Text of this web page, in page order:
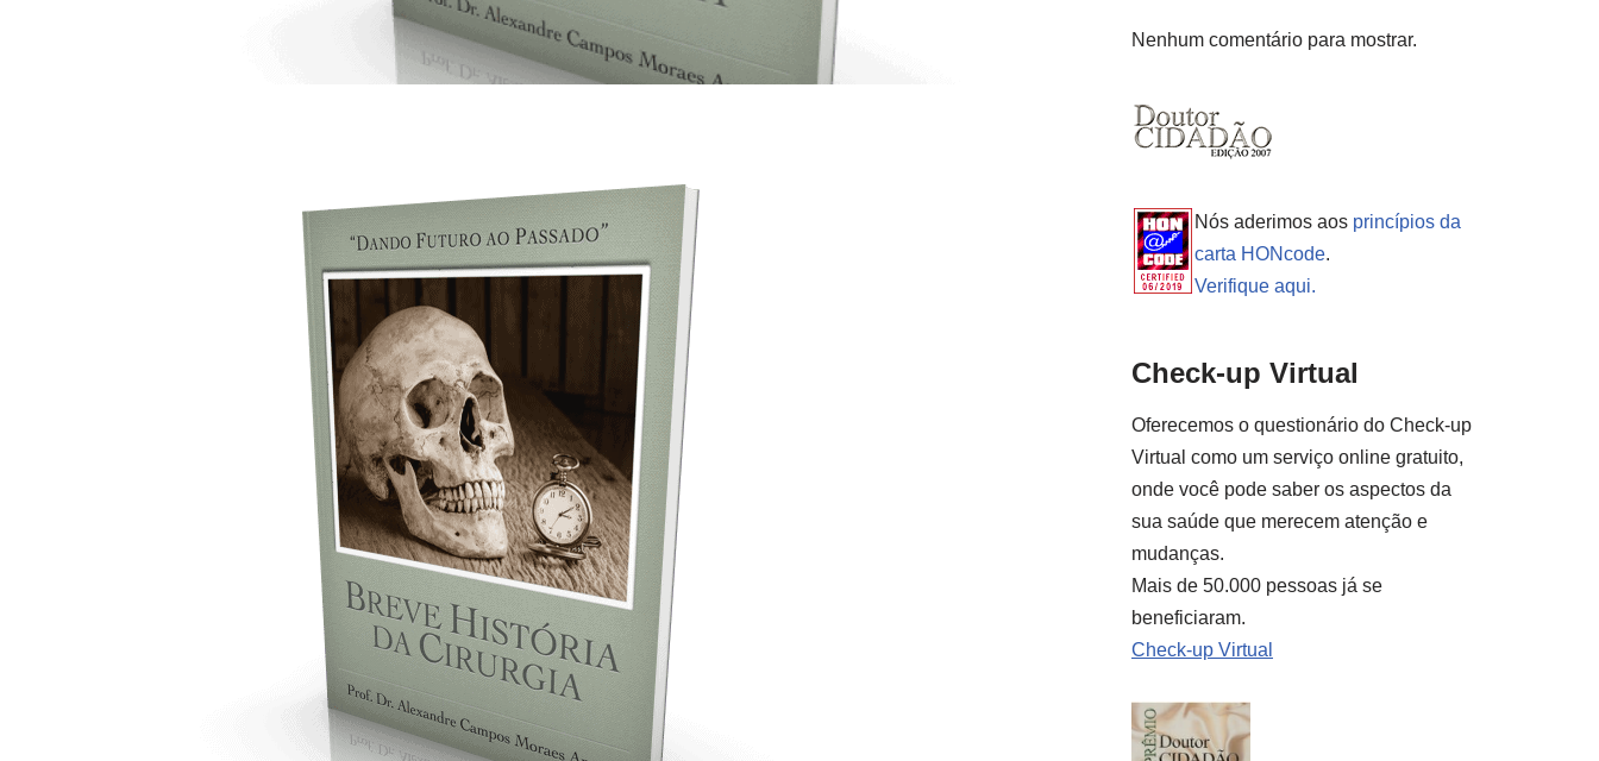
Nenhum comentário para mostrar.
Nós aderimos aos princípios da
carta HONcode.
Verifique aqui.
Check-up Virtual
Oferecemos o questionário do Check-up
Virtual como um serviço online gratuito,
onde você pode saber os aspectos da
sua saúde que merecem atenção e
mudanças.
Mais de 50.000 pessoas já se
beneficiaram.
Check-up Virtual